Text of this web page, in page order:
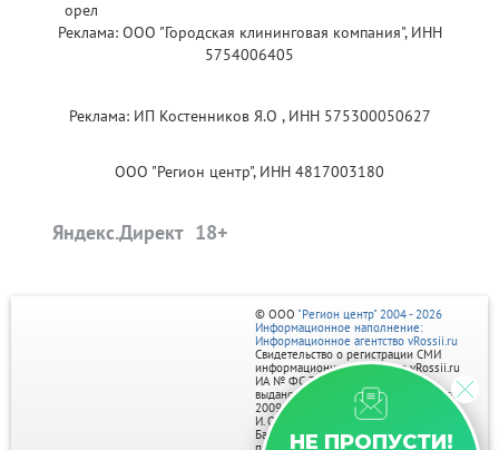
Реклама: ООО "Городская клининговая компания", ИНН
5754006405
Реклама: ИП Костенников Я.О , ИНН 575300050627
ООО "Регион центр", ИНН 4817003180
Яндекс.Директ
НЕ ПРОПУСТИ!
© ООО "Регион центр" 2004 - 2026
Информационное наполнение:
Информационное агентство vRossii.ru
Свидетельство о регистрации СМИ
информационного агентства vRossii.ru
ИА № ФС 77‑35502
выдано РОСКОМНАДЗОРом 04 марта
2009г.
И. О. Главного редактора Нарыков А. Н.
Баннеры на портале размещаются на